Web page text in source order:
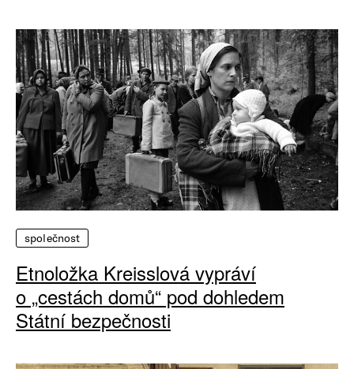
společnost
Etnoložka Kreisslová vypráví
o „cestách domů“ pod dohledem
Státní bezpečnosti